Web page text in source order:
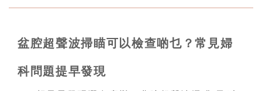
盆腔超聲波掃瞄可以檢查啲乜？常見婦
科問題提早發現